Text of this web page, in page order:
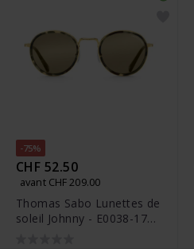
-75%
CHF 52.50
avant CHF 209.00
Thomas Sabo Lunettes de
soleil Johnny - E0038-174-